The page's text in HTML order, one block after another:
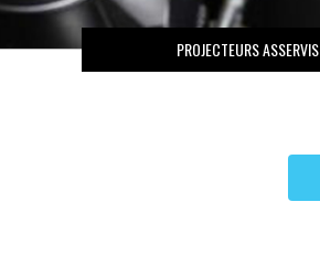
PROJECTEURS ASSERVIS